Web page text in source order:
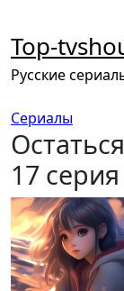
содержанию
Top-
Русские
Сериалы
17